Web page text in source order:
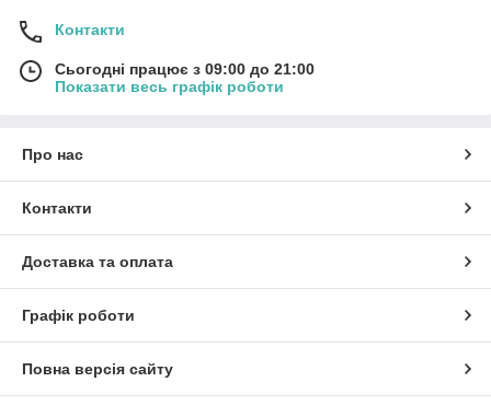
Контакти
Сьогодні працює з 09:00 до 21:00
Показати весь графік роботи
Про нас
Контакти
Доставка та оплата
Графік роботи
Повна версія сайту